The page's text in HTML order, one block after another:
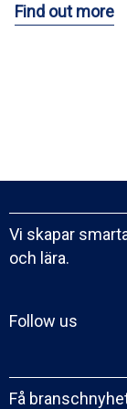
Find out more
Vi skapar
och lära.
Follow us
Få